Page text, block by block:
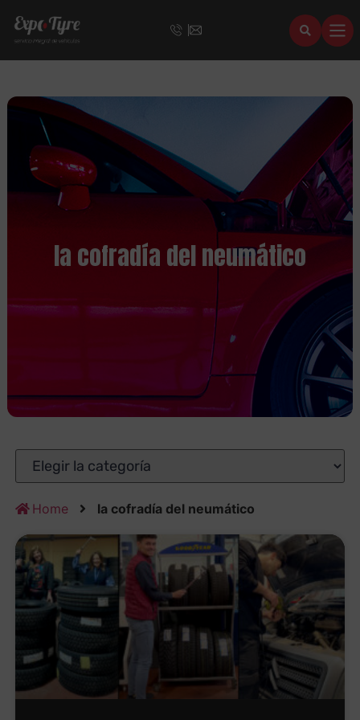
la cofradía del neumático
Home la cofradía del neumático